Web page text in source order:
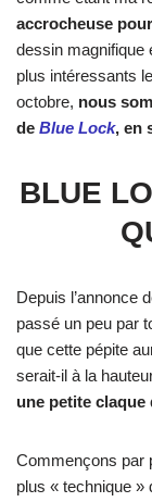
accrocheuse
dessin magnifique
plus intéressants
octobre, nous
de Blue Lock, en
BLUE
Depuis l’annonce
passé un peu par
que cette pépite
serait-il à la
une petite claque
Commençons par
plus « technique »